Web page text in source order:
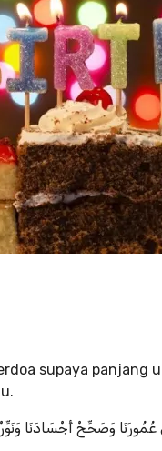
supaya panjang
وَصَحِّحْ أَجْسَادَنَا وَنَوِّرْ